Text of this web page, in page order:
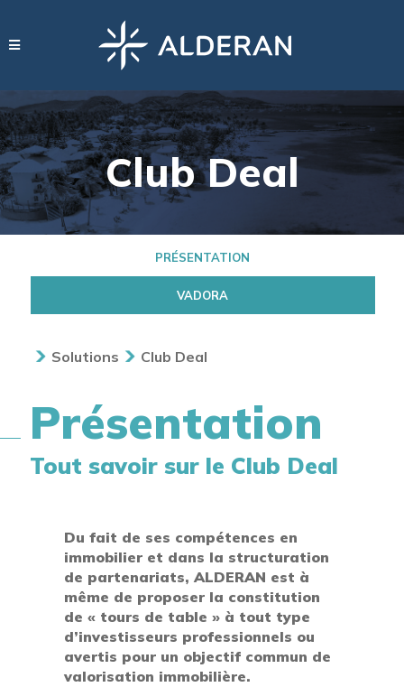
Club Deal
PRÉSENTATION
VADORA
Solutions Club Deal
Présentation
Tout savoir sur le Club Deal
Du fait de ses compétences en
immobilier et dans la structuration
de partenariats, ALDERAN est à
même de proposer la constitution
de « tours de table » à tout type
d’investisseurs professionnels ou
avertis pour un objectif commun de
valorisation immobilière.